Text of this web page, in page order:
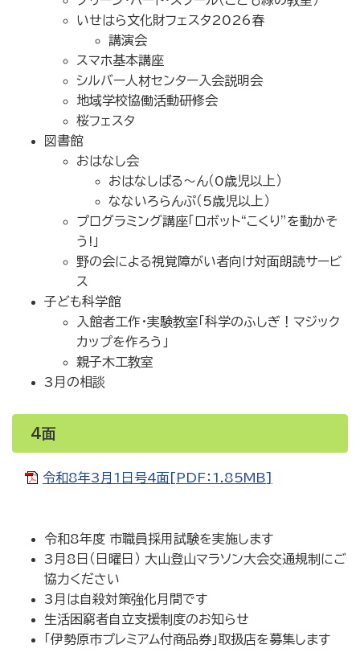
いせはら文化財フェスタ2026春
講演会
スマホ基本講座
シルバー人材センター入会説明会
地域学校協働活動研修会
桜フェスタ
図書館
おはなし会
おはなしばる～ん（0歳児以上）
なないろらんぷ（5歳児以上）
プログラミング講座「ロボット“こくり”を動かそ
う!」
野の会による視覚障がい者向け対面朗読サービ
ス
子ども科学館
入館者工作･実験教室「科学のふしぎ！マジック
カップを作ろう」
親子木工教室
3月の相談
4面
令和8年3月1日号4面[PDF：1.85MB]
令和8年度 市職員採用試験を実施します
3月8日（日曜日） 大山登山マラソン大会交通規制にご
協力ください
3月は自殺対策強化月間です
生活困窮者自立支援制度のお知らせ
｢伊勢原市プレミアム付商品券｣取扱店を募集します